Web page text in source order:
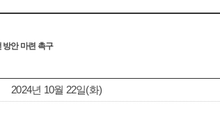
방안 마련 촉구
2024년 10월 22일(화)